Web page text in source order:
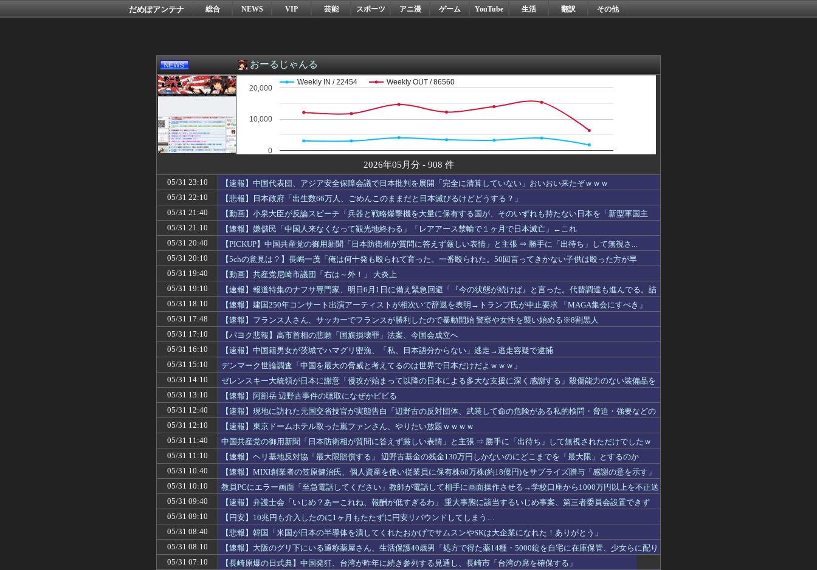
だめぽアンテナ 総合 NEWS VIP 芸能 スポーツ アニ漫 ゲーム YouTube 生活 翻訳 その他
おーるじゃんる
Weekly IN / 22454 Weekly OUT / 86560
0
10,000
20,000
2026年05月分 - 908 件
05/31 23:10
【速報】中国代表団、アジア安全保障会議で日本批判を展開「完全に清算していない」おいおい来たぞｗｗｗ
05/31 22:10
【悲報】日本政府「出生数66万人、ごめんこのままだと日本滅びるけどどうする？」
05/31 21:40
【動画】小泉大臣が反論スピーチ「兵器と戦略爆撃機を大量に保有する国が、そのいずれも持たない日本を「新型軍国主
義」と呼んでいる。奇妙だと思いませんか」
05/31 21:10
【速報】嫌儲民「中国人来なくなって観光地終わる」「レアアース禁輸で１ヶ月で日本滅亡」←これ
05/31 20:40
【PICKUP】中国共産党の御用新聞「日本防衛相が質問に答えず厳しい表情」と主張 ⇒ 勝手に「出待ち」して無視さ...
05/31 20:10
【5chの意見は？】長嶋一茂「俺は何十発も殴られて育った。一番殴られた。50回言ってきかない子供は殴った方が早
い。」
05/31 19:40
【動画】共産党尼崎市議団「右は～外！」 大炎上
05/31 19:10
【速報】報道特集のナフサ専門家、明日6月1日に備え緊急回避「『今の状態が続けば』と言った。代替調達も進んでる。詰
まないなら良いこと」
05/31 18:10
【速報】建国250年コンサート出演アーティストが相次いで辞退を表明→トランプ氏が中止要求 「MAGA集会にすべき」
05/31 17:48
【速報】フランス人さん、サッカーでフランスが勝利したので暴動開始 警察や女性を襲い始める※8割黒人
05/31 17:10
【パヨク悲報】高市首相の悲願「国旗損壊罪」法案、今国会成立へ
05/31 16:10
【速報】中国籍男女が茨城でハマグリ密漁、「私、日本語分からない」逃走→逃走容疑で逮捕
05/31 15:10
デンマーク世論調査「中国を最大の脅威と考えてるのは世界で日本だけだよｗｗｗ」
05/31 14:10
ゼレンスキー大統領が日本に謝意「侵攻が始まって以降の日本による多大な支援に深く感謝する」殺傷能力のない装備品を
支援
05/31 13:10
【速報】阿部岳 辺野古事件の聴取になぜかビビる
05/31 12:40
【速報】現地に訪れた元国交省技官が実態告白「辺野古の反対団体、武装して命の危険がある私的検問・脅迫・強要などの
違法行為」
05/31 12:10
【速報】東京ドームホテル取った嵐ファンさん、やりたい放題ｗｗｗｗ
05/31 11:40
中国共産党の御用新聞「日本防衛相が質問に答えず厳しい表情」と主張 ⇒ 勝手に「出待ち」して無視されただけでしたｗ
05/31 11:10
【速報】ヘリ基地反対協「最大限賠償する」 辺野古基金の残金130万円しかないのにどこまでを「最大限」とするのか
05/31 10:40
【速報】MIXI創業者の笠原健治氏、個人資産を使い従業員に保有株68万株(約18億円)をサプライズ贈与「感謝の意を示す」
05/31 10:10
教員PCにエラー画面「至急電話してください」教師が電話して相手に画面操作させる→学校口座から1000万円以上を不正送
金される
05/31 09:40
【速報】弁護士会「いじめ？あーこれね、報酬が低すぎるわ」 重大事態に該当するいじめ事案、第三者委員会設置できず
05/31 09:10
【円安】10兆円も介入したのに1ヶ月もたたずに円安リバウンドしてしまう…
05/31 08:40
【悲報】韓国「米国が日本の半導体を潰してくれたおかげでサムスンやSKは大企業になれた！ありがとう」
05/31 08:10
【速報】大阪のグリ下にいる通称薬屋さん、生活保護40歳男「処方で得た薬14種・5000錠を自宅に在庫保管、少女らに配り
2人が薬で昏睡状態」
05/31 07:10
【長崎原爆の日式典】中国発狂、台湾が昨年に続き参列する見通し、長崎市「台湾の席を確保する」